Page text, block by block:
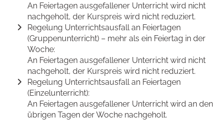
An Feiertagen ausgefallener Unterricht wird nicht
nachgeholt, der Kurspreis wird nicht reduziert.
Regelung Unterrichtsausfall an Feiertagen
(Gruppenunterricht) – mehr als ein Feiertag in der
Woche:
An Feiertagen ausgefallener Unterricht wird nicht
nachgeholt, der Kurspreis wird nicht reduziert.
Regelung Unterrichtsausfall an Feiertagen
(Einzelunterricht):
An Feiertagen ausgefallener Unterricht wird an den
übrigen Tagen der Woche nachgeholt.